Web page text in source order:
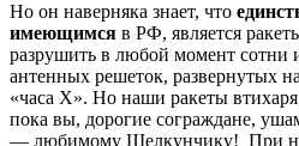
Но он наверняка знает, что
имеющимся в РФ, является
разрушить в любой момент сотни
антенных решеток, развернутых
«часа Х». Но наши ракеты
пока вы, дорогие сограждане,
— любимому Щелкунчику! При